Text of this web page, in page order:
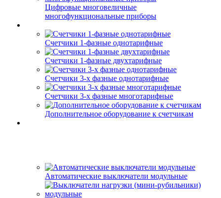
Цифровые многовеличные
многофункциональные приборы
Счетчики 1-фазные однотарифные
Счетчики 1-фазные двухтарифные
Счетчики 3-х фазные однотарифные
Счетчики 3-х фазные многотарифные
Дополнительное оборудование к счетчикам
Автоматические выключатели модульные